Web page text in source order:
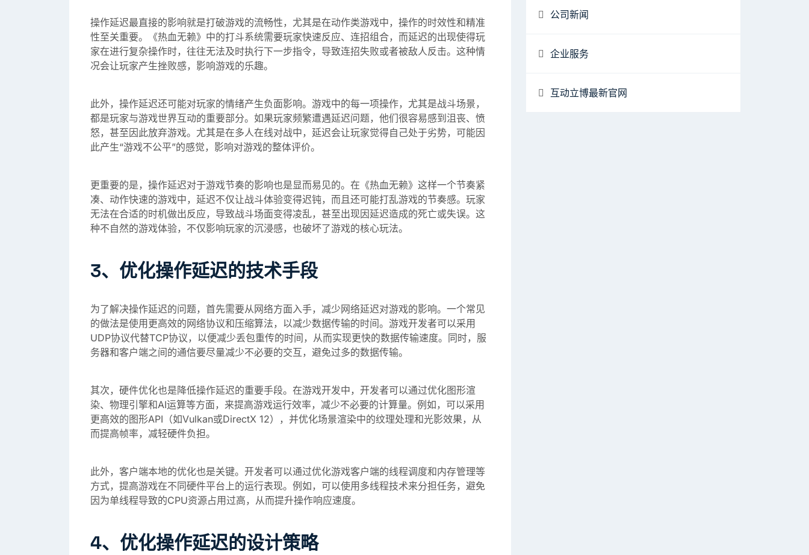
操作延迟最直接的影响就是打破游戏的流畅性，尤其是在动作类游戏中，操作的时效性和精准
性至关重要。《热血无赖》中的打斗系统需要玩家快速反应、连招组合，而延迟的出现使得玩
家在进行复杂操作时，往往无法及时执行下一步指令，导致连招失败或者被敌人反击。这种情
况会让玩家产生挫败感，影响游戏的乐趣。
此外，操作延迟还可能对玩家的情绪产生负面影响。游戏中的每一项操作，尤其是战斗场景，
都是玩家与游戏世界互动的重要部分。如果玩家频繁遭遇延迟问题，他们很容易感到沮丧、愤
怒，甚至因此放弃游戏。尤其是在多人在线对战中，延迟会让玩家觉得自己处于劣势，可能因
此产生“游戏不公平”的感觉，影响对游戏的整体评价。
更重要的是，操作延迟对于游戏节奏的影响也是显而易见的。在《热血无赖》这样一个节奏紧
凑、动作快速的游戏中，延迟不仅让战斗体验变得迟钝，而且还可能打乱游戏的节奏感。玩家
无法在合适的时机做出反应，导致战斗场面变得凌乱，甚至出现因延迟造成的死亡或失误。这
种不自然的游戏体验，不仅影响玩家的沉浸感，也破坏了游戏的核心玩法。
3、优化操作延迟的技术手段
为了解决操作延迟的问题，首先需要从网络方面入手，减少网络延迟对游戏的影响。一个常见
的做法是使用更高效的网络协议和压缩算法，以减少数据传输的时间。游戏开发者可以采用
UDP协议代替TCP协议，以便减少丢包重传的时间，从而实现更快的数据传输速度。同时，服
务器和客户端之间的通信要尽量减少不必要的交互，避免过多的数据传输。
其次，硬件优化也是降低操作延迟的重要手段。在游戏开发中，开发者可以通过优化图形渲
染、物理引擎和AI运算等方面，来提高游戏运行效率，减少不必要的计算量。例如，可以采用
更高效的图形API（如Vulkan或DirectX 12），并优化场景渲染中的纹理处理和光影效果，从
而提高帧率，减轻硬件负担。
此外，客户端本地的优化也是关键。开发者可以通过优化游戏客户端的线程调度和内存管理等
方式，提高游戏在不同硬件平台上的运行表现。例如，可以使用多线程技术来分担任务，避免
因为单线程导致的CPU资源占用过高，从而提升操作响应速度。
4、优化操作延迟的设计策略
公司新闻
企业服务
互动立博最新官网